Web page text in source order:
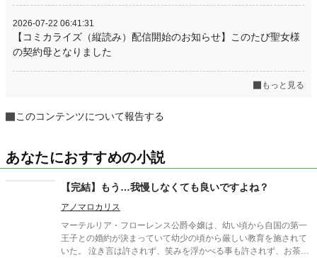
2026-07-22 06:41:31
【コミカライズ（縦読み）配信開始のお知らせ】このたび聖女様
の契約母となりました
もっと見る
このコンテンツについて報告する
あなたにおすすめの小説
【完結】もう…我慢しなくても良いですよね？
アノマロカリス
マーテルリア・フローレンス公爵令嬢は、幼い頃から自国の第一
王子との婚約が決まっていて幼少の頃から厳しい教育を施されて
いた。 泣き言は許されず、笑みを浮かべる事も許されず、お茶会